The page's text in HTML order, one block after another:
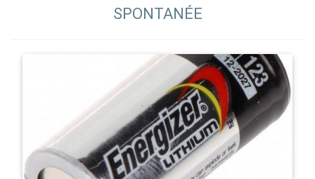
SPONTANÉE